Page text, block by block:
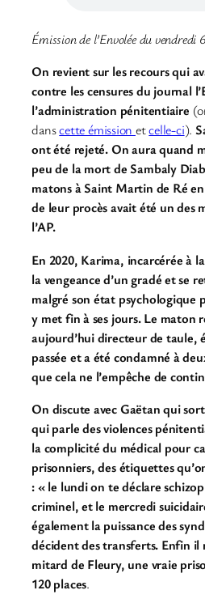
Émission de l’Envolée du vendredi
On revient sur les recours qui
contre les censures du journal
l’administration pénitentiaire
danscette émission etcelle-ci).
ont été rejeté. On aura quand
peu de la mort de Sambaly
matons à Saint Martin de Ré
de leur procès avait été un des
l’AP.
En 2020, Karima, incarcérée à
la vengeance d’un gradé et se
malgré son état psychologique
y met fin à ses jours. Le maton
aujourd’hui directeur de taule,
passée et a été condamné à
que cela ne l’empêche de
On discute avec Gaëtan qui
qui parle des violences
la complicité du médical pour
prisonniers, des étiquettes
: « le lundi on te déclare
criminel, et le mercredi
également la puissance des
décident des transferts. Enfin il
mitard de Fleury, une vraie
120 places.